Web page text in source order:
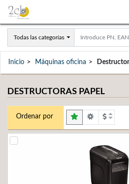
Todas las categorías
Inicio Máquinas oficina
DESTRUCTORAS PAPEL
Ordenar por